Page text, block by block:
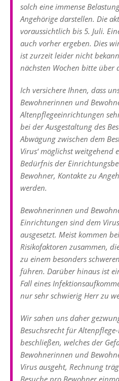
solch eine immense
Angehörige darstellen. Die
voraussichtlich bis 5. Juli.
auch vorher ergeben. Dies
ist zurzeit leider nicht
nächsten Wochen bitte über
Ich versichere Ihnen, dass
Bewohnerinnen und
Altenpflegeeinrichtungen
bei der Ausgestaltung des
Abwägung zwischen dem
Virus‘ möglichst
Bedürfnis der
Bewohner, Kontakte zu
werden.
Bewohnerinnen und
Einrichtungen sind dem
ausgesetzt. Meist kommen
Risikofaktoren zusammen,
zu einem besonders
führen. Darüber hinaus ist
Fall eines
nur sehr schwierig Herr zu
Wir sahen uns daher
Besuchsrecht für
beschließen, welches der
Bewohnerinnen und
Virus ausgeht, Rechnung